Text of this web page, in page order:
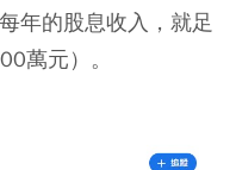
年的股息收入，就足
萬元）。